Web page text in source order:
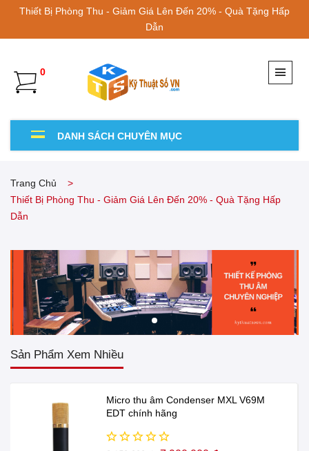
Thiết Bị Phòng Thu - Giảm Giá Lên Đến 20% - Quà Tặng Hấp
Dẫn
0
DANH SÁCH CHUYÊN MỤC
Trang Chủ
Thiết Bị Phòng Thu - Giảm Giá Lên Đến 20% - Quà Tặng Hấp
Dẫn
Sản Phẩm Xem Nhiều
Micro thu âm Condenser MXL V69M
EDT chính hãng